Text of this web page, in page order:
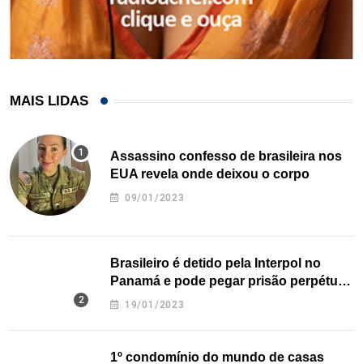
MAIS LIDAS
Assassino confesso de brasileira nos
EUA revela onde deixou o corpo
09/01/2023
Brasileiro é detido pela Interpol no
Panamá e pode pegar prisão perpétua
nos EUA
19/01/2023
1º condomínio do mundo de casas